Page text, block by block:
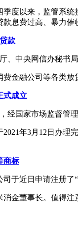
季度以来，监管系
息费过高、暴力
款
、中央网信办秘书
费金融公司等各类
式成立
经国家市场监督管
年3月12日办
商标
于近日申请注册了
金董事长。值得注